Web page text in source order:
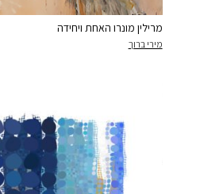
מרילין מונרו האחת ויחידה
מירי ברוך